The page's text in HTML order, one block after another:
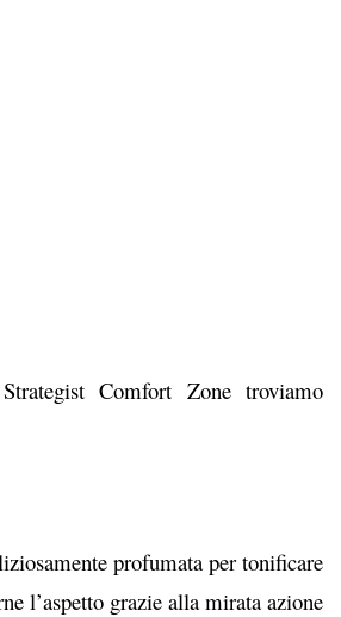
Comfort Zone troviamo
profumata per tonificare
l’aspetto grazie alla mirata azione